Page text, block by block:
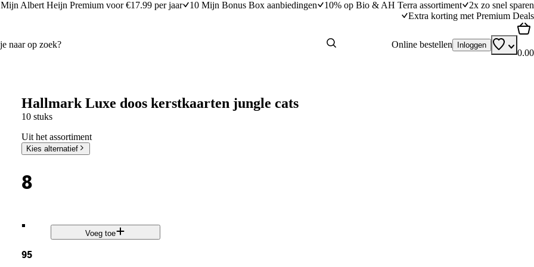
Mijn Albert Heijn Premium voor €17.99 per jaar 10 Mijn Bonus Box aanbiedingen 10% op Bio & AH Terra assortiment
2x zo snel sparen
Extra korting met Premium Deals
Online bestellen Inloggen
0.00
Hallmark Luxe doos kerstkaarten jungle cats
10 stuks
Uit het assortiment
Kies alternatief
8
.
95
Voeg toe